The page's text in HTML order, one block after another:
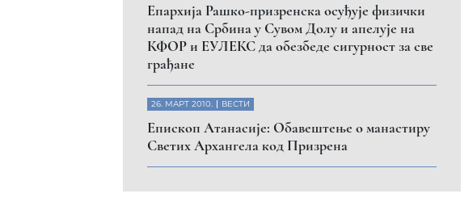
Eпархија Рашко-призренска осуђује физички
напад на Србина у Сувом Долу и апелује на
КФОР и ЕУЛЕКС да обезбеде сигурност за све
грађане
26. МАРТ 2010. ВЕСТИ
Eпископ Атанасије: Обавештење о манастиру
Светих Архангела код Призрена